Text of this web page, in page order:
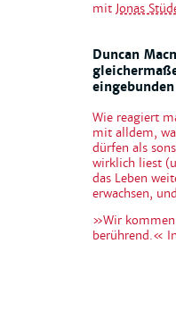
mit Jonas
Duncan
Wie reagiert
mit alldem,
dürfen als
wirklich liest
das Leben
erwachsen,
»Wir kommen
berührend.«